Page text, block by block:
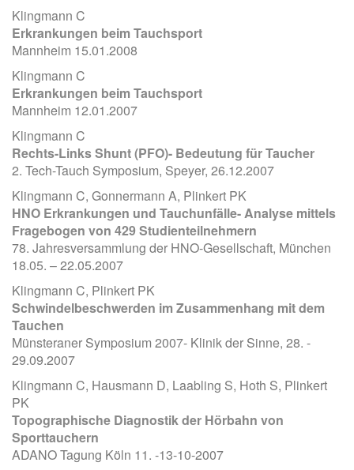
Klingmann C
Erkrankungen beim Tauchsport
Mannheim 15.01.2008
Klingmann C
Erkrankungen beim Tauchsport
Mannheim 12.01.2007
Klingmann C
Rechts-Links Shunt (PFO)- Bedeutung für Taucher
2. Tech-Tauch Symposium, Speyer, 26.12.2007
Klingmann C, Gonnermann A, Plinkert PK
HNO Erkrankungen und Tauchunfälle- Analyse mittels
Fragebogen von 429 Studienteilnehmern
78. Jahresversammlung der HNO-Gesellschaft, München
18.05. – 22.05.2007
Klingmann C, Plinkert PK
Schwindelbeschwerden im Zusammenhang mit dem
Tauchen
Münsteraner Symposium 2007- Klinik der Sinne, 28. -
29.09.2007
Klingmann C, Hausmann D, Laabling S, Hoth S, Plinkert
PK
Topographische Diagnostik der Hörbahn von
Sporttauchern
ADANO Tagung Köln 11. -13-10-2007